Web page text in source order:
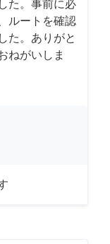
た。事前に必
ルートを確認
た。ありがと
ねがいしま